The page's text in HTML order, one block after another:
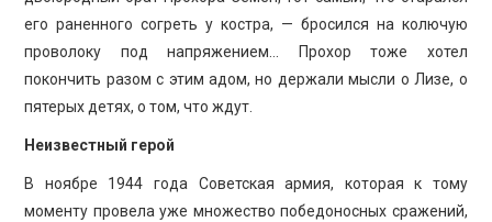
его раненного согреть у костра, — бросился на колючую
проволоку под напряжением… Прохор тоже хотел
покончить разом с этим адом, но держали мысли о Лизе, о
пятерых детях, о том, что ждут.
Неизвестный герой
В ноябре 1944 года Советская армия, которая к тому
моменту провела уже множество победоносных сражений,